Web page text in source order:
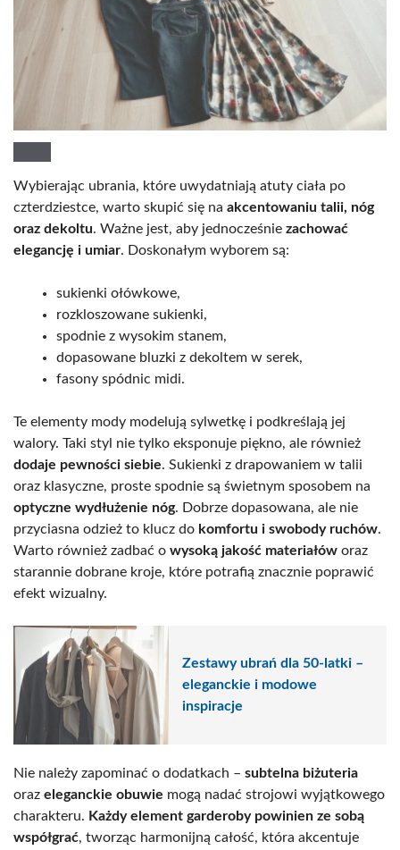
Wybierając ubrania, które uwydatniają atuty ciała po
czterdziestce, warto skupić się na akcentowaniu talii, nóg
oraz dekoltu. Ważne jest, aby jednocześnie zachować
elegancję i umiar. Doskonałym wyborem są:
sukienki ołówkowe,
rozkloszowane sukienki,
spodnie z wysokim stanem,
dopasowane bluzki z dekoltem w serek,
fasony spódnic midi.
Te elementy mody modelują sylwetkę i podkreślają jej
walory. Taki styl nie tylko eksponuje piękno, ale również
dodaje pewności siebie. Sukienki z drapowaniem w talii
oraz klasyczne, proste spodnie są świetnym sposobem na
optyczne wydłużenie nóg. Dobrze dopasowana, ale nie
przyciasna odzież to klucz do komfortu i swobody ruchów.
Warto również zadbać o wysoką jakość materiałów oraz
starannie dobrane kroje, które potrafią znacznie poprawić
efekt wizualny.
Zestawy ubrań dla 50-latki –
eleganckie i modowe
inspiracje
Nie należy zapominać o dodatkach – subtelna biżuteria
oraz eleganckie obuwie mogą nadać strojowi wyjątkowego
charakteru. Każdy element garderoby powinien ze sobą
współgrać, tworząc harmonijną całość, która akcentuje